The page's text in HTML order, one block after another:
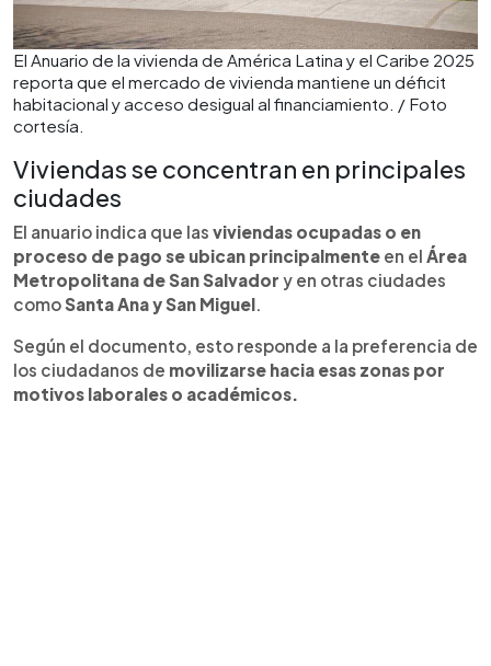
El Anuario de la vivienda de América Latina y el Caribe 2025
reporta que el mercado de vivienda mantiene un déficit
habitacional y acceso desigual al financiamiento. / Foto
cortesía.
Viviendas se concentran en principales
ciudades
El anuario indica que las viviendas ocupadas o en
proceso de pago se ubican principalmente en el Área
Metropolitana de San Salvador y en otras ciudades
comoSanta Ana y San Miguel.
Según el documento, esto responde a la preferencia de
los ciudadanos de movilizarse hacia esas zonas por
motivos laborales o académicos.